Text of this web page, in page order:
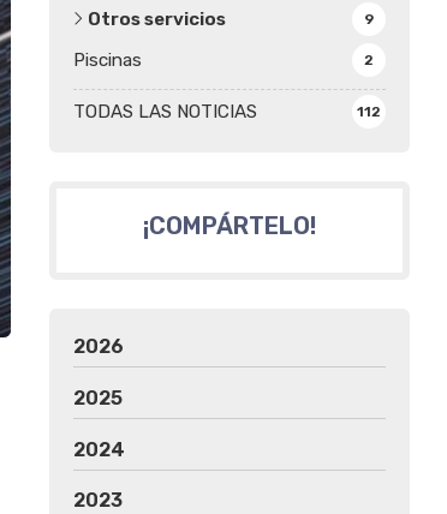
TODAS LAS NOTICIAS 112
Otros servicios 9
Piscinas 2
¡COMPÁRTELO!
2026
2025
2024
2023